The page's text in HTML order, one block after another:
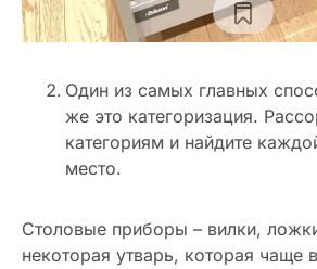
Один из самых главных
же это категоризация.
категориям и найдите
место.
Столовые приборы – вилки,
некоторая утварь, которая чаще